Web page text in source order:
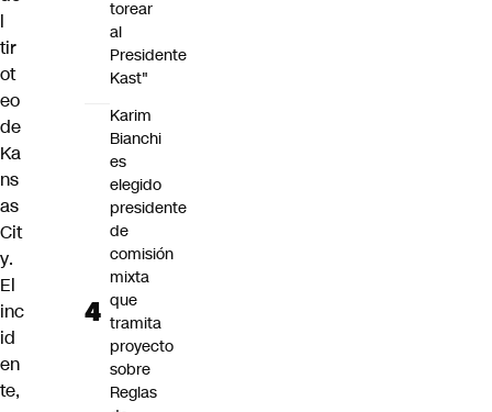
l
tir
ot
eo
de
Ka
ns
as
Cit
y.
El
inc
id
en
te,
torear
al
Presidente
Kast"
Karim
Bianchi
es
elegido
presidente
de
comisión
mixta
que
tramita
proyecto
sobre
Reglas